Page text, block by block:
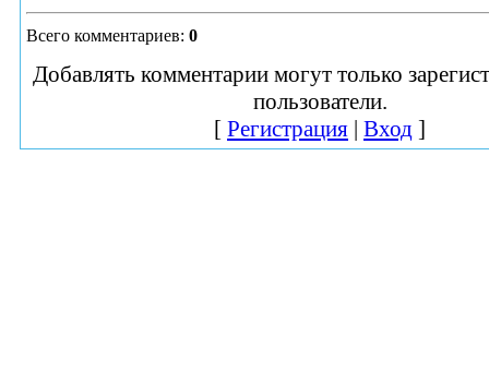
Всего комментариев: 0
Добавлять комментарии могут только
пользователи.
[ Регистрация | Вход ]